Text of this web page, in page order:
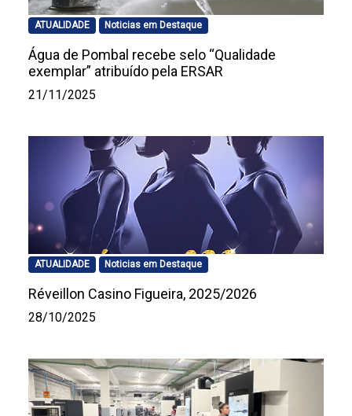
ATUALIDADE Noticias em Destaque
Água de Pombal recebe selo “Qualidade
exemplar” atribuído pela ERSAR
21/11/2025
ATUALIDADE Noticias em Destaque
Réveillon Casino Figueira, 2025/2026
28/10/2025